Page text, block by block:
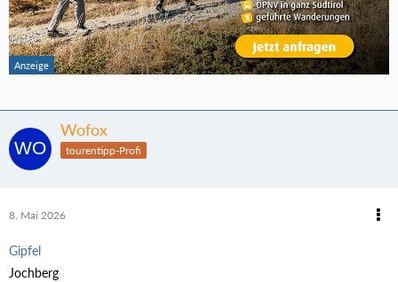
Wofox
tourentipp-Profi
8. Mai 2026
Gipfel
Jochberg